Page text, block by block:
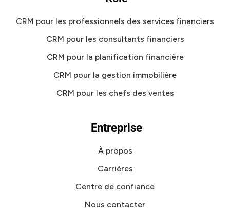
CRM pour les professionnels des services financiers
CRM pour les consultants financiers
CRM pour la planification financière
CRM pour la gestion immobilière
CRM pour les chefs des ventes
Entreprise
À propos
Carrières
Centre de confiance
Nous contacter